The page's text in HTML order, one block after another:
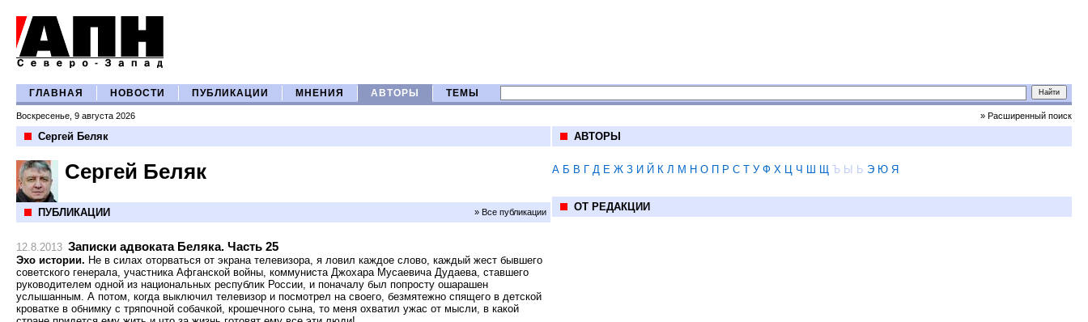
ГЛАВНАЯ НОВОСТИ ПУБЛИКАЦИИ МНЕНИЯ АВТОРЫ ТЕМЫ
Воскресенье, 9 августа 2026 » Расширенный поиск
Сергей Беляк
Сергей Беляк
ПУБЛИКАЦИИ » Все публикации
12.8.2013 Записки адвоката Беляка. Часть 25
Эхо истории. Не в силах оторваться от экрана телевизора, я ловил каждое слово, каждый жест бывшего
советского генерала, участника Афганской войны, коммуниста Джохара Мусаевича Дудаева, ставшего
руководителем одной из национальных республик России, и поначалу был попросту ошарашен
услышанным. А потом, когда выключил телевизор и посмотрел на своего, безмятежно спящего в детской
кроватке в обнимку с тряпочной собачкой, крошечного сына, то меня охватил ужас от мысли, в какой
АВТОРЫ
А Б В Г Д Е Ж З И Й К Л М Н О П Р С Т У Ф Х Ц Ч Ш Щ Ъ Ы Ь Э Ю Я
ОТ РЕДАКЦИИ